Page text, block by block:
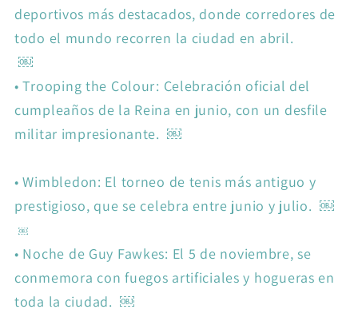
deportivos más destacados, donde corredores de
todo el mundo recorren la ciudad en abril.
￼
• Trooping the Colour: Celebración oficial del
cumpleaños de la Reina en junio, con un desfile
militar impresionante. ￼
• Wimbledon: El torneo de tenis más antiguo y
prestigioso, que se celebra entre junio y julio. ￼
￼
• Noche de Guy Fawkes: El 5 de noviembre, se
conmemora con fuegos artificiales y hogueras en
toda la ciudad. ￼